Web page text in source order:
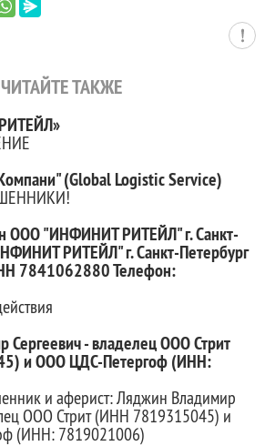
ЧИТАЙТЕ ТАКЖЕ
(Global Logistic Service)
ООО "ИНФИНИТ РИТЕЙЛ" г. Санкт-
РИТЕЙЛ" г. Санкт-Петербург
7841062880 Телефон:
- владелец ООО Стрит
и ООО ЦДС-Петергоф (ИНН:
и аферист: Ляджин Владимир
ООО Стрит (ИНН 7819315045) и
(ИНН: 7819021006)